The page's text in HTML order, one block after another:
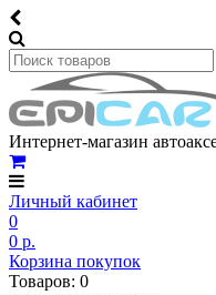
Интернет-магазин
Личный кабинет
0
0 р.
Корзина покупок
Товаров: 0